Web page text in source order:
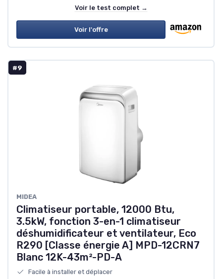
Voir le test complet →
Voir l'offre
#9
MIDEA
Climatiseur portable, 12000 Btu,
3.5kW, fonction 3-en-1 climatiseur
déshumidificateur et ventilateur, Eco
R290 [Classe énergie A] MPD-12CRN7
Blanc 12K-43m²-PD-A
Facile à installer et déplacer